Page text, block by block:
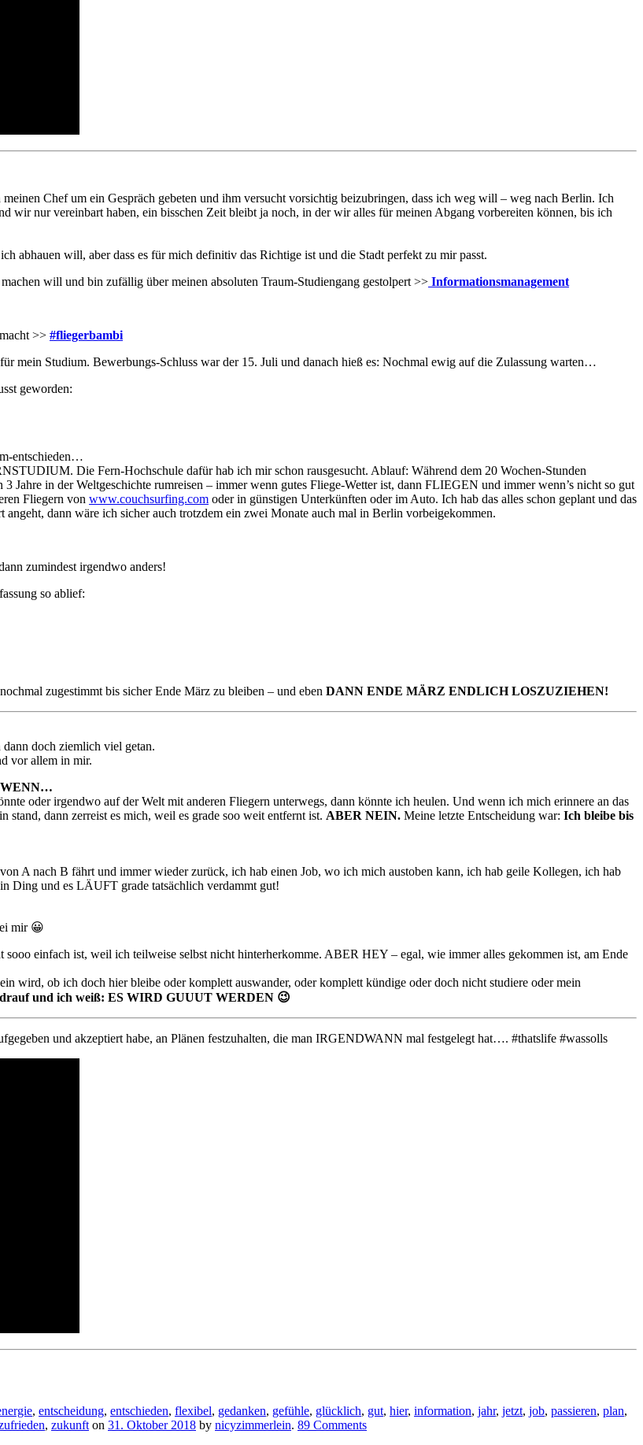
Chef um ein Gespräch gebeten und ihm versucht vorsichtig beizubringen, dass ich weg will – weg nach Berlin. Ich
wir nur vereinbart haben, ein bisschen Zeit bleibt ja noch, in der wir alles für meinen Abgang vorbereiten können, bis ich
abhauen will, aber dass es für mich definitiv das Richtige ist und die Stadt perfekt zu mir passt.
will und bin zufällig über meinen absoluten Traum-Studiengang gestolpert >> Informationsmanagement
>> #fliegerbambi
mein Studium. Bewerbungs-Schluss war der 15. Juli und danach hieß es: Nochmal ewig auf die Zulassung warten…
geworden:
entschieden…
Die Fern-Hochschule dafür hab ich mir schon rausgesucht. Ablauf: Während dem 20 Wochen-Stunden
Jahre in der Weltgeschichte rumreisen – immer wenn gutes Fliege-Wetter ist, dann FLIEGEN und immer wenn’s nicht so gut
Fliegern von www.couchsurfing.com oder in günstigen Unterkünften oder im Auto. Ich hab das alles schon geplant und das
dann wäre ich sicher auch trotzdem ein zwei Monate auch mal in Berlin vorbeigekommen.
zumindest irgendwo anders!
so ablief:
zugestimmt bis sicher Ende März zu bleiben – und eben DANN ENDE MÄRZ ENDLICH LOSZUZIEHEN!
doch ziemlich viel getan.
vor allem in mir.
WENN…
oder irgendwo auf der Welt mit anderen Fliegern unterwegs, dann könnte ich heulen. Und wenn ich mich erinnere an das
dann zerreist es mich, weil es grade soo weit entfernt ist. ABER NEIN. Meine letzte Entscheidung war: Ich bleibe bis
A nach B fährt und immer wieder zurück, ich hab einen Job, wo ich mich austoben kann, ich hab geile Kollegen, ich hab
Ding und es LÄUFT grade tatsächlich verdammt gut!
mir 😀
einfach ist, weil ich teilweise selbst nicht hinterherkomme. ABER HEY – egal, wie immer alles gekommen ist, am Ende
wird, ob ich doch hier bleibe oder komplett auswander, oder komplett kündige oder doch nicht studiere oder mein
und ich weiß: ES WIRD GUUUT WERDEN 😉
und akzeptiert habe, an Plänen festzuhalten, die man IRGENDWANN mal festgelegt hat…. #thatslife #wassolls
, entscheidung, entschieden, flexibel, gedanken, gefühle, glücklich, gut, hier, information, jahr, jetzt, job, passieren, plan,
, zukunft on 31. Oktober 2018 by nicyzimmerlein. 89 Comments